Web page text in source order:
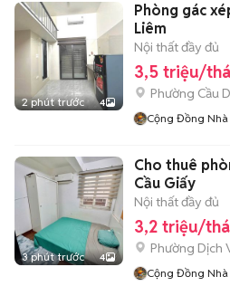
2 phút trước 4
Phòng gác
Liêm
Nội thất đầy đủ
3,5 triệu/
Phường Cầu
Cộng Đồng
3 phút trước 4
Cho thuê
Cầu Giấy
Nội thất đầy đủ
3,2 triệu/
Phường Dịch
Cộng Đồng